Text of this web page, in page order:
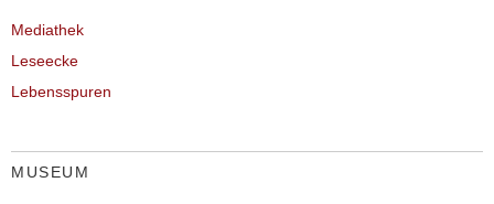
Mediathek
Leseecke
Lebensspuren
MUSEUM